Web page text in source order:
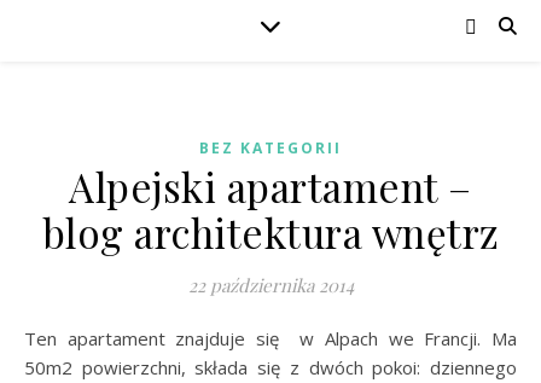
BEZ KATEGORII
Alpejski apartament –
blog architektura wnętrz
22 października 2014
Ten apartament znajduje się w Alpach we Francji. Ma
50m2 powierzchni, składa się z dwóch pokoi: dziennego